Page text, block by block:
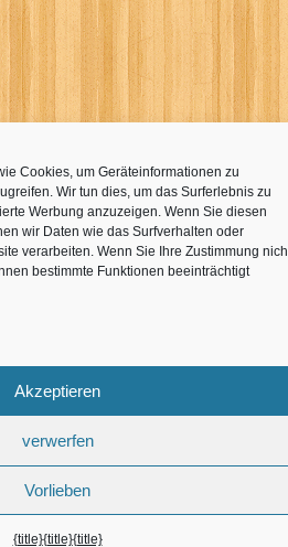
Cookies, um Geräteinformationen zu
Wir tun dies, um das Surferlebnis zu
Werbung anzuzeigen. Wenn Sie diesen
wir Daten wie das Surfverhalten oder
verarbeiten. Wenn Sie Ihre Zustimmung
bestimmte Funktionen beeinträchtigt
Akzeptieren
verwerfen
Vorlieben
{title}{title}{title}